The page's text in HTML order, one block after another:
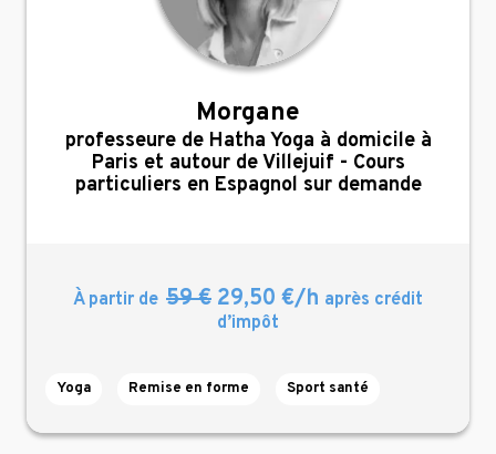
Morgane
,
professeure de Hatha Yoga à domicile à
Paris et autour de Villejuif - Cours
particuliers en Espagnol sur demande
À partir de 59 € 29,50 €/h après crédit
d’impôt
Yoga Remise en forme Sport santé